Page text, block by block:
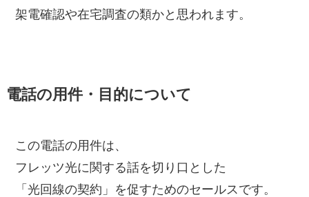
架電確認や在宅調査の類かと思われます。
電話の用件・目的について
この電話の用件は、
フレッツ光に関する話を切り口とした
「光回線の契約」を促すためのセールスです。